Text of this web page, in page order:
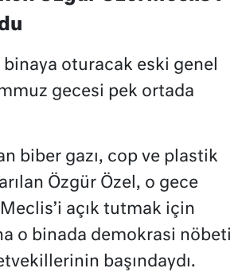
oturacak eski genel
gecesi pek ortada
biber gazı, cop ve plastik
Özgür Özel, o gece
açık tutmak için
o binada demokrasi nöbeti
başındaydı.